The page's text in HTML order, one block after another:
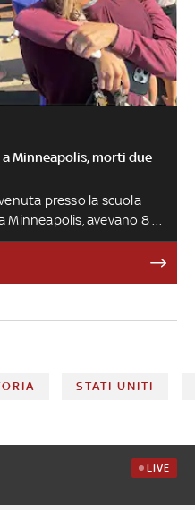
Minneapolis, morti due
presso la scuola
Minneapolis, avevano 8 e
feriti assieme a tre
responsabile
STATI UNITI
LIVE